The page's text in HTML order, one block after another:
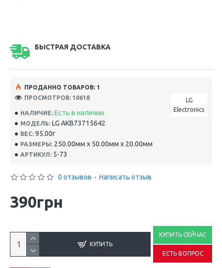
БЫСТРАЯ ДОСТАВКА
НАЛИЧИЕ: Есть в наличии
МОДЕЛЬ: LG AKB73715642
ВЕС: 95.00г
РАЗМЕРЫ: 250.00мм x 50.00мм x 20.00мм
АРТИКУЛ: 5-73
LG
Electronics
ПРОДАННО ТОВАРОВ: 1
ПРОСМОТРОВ: 10618
0 отзывов - Написать отзыв
390грн
КУПИТЬ
КУПИТЬ СЕЙЧАС
ЕСТЬ ВОПРОС